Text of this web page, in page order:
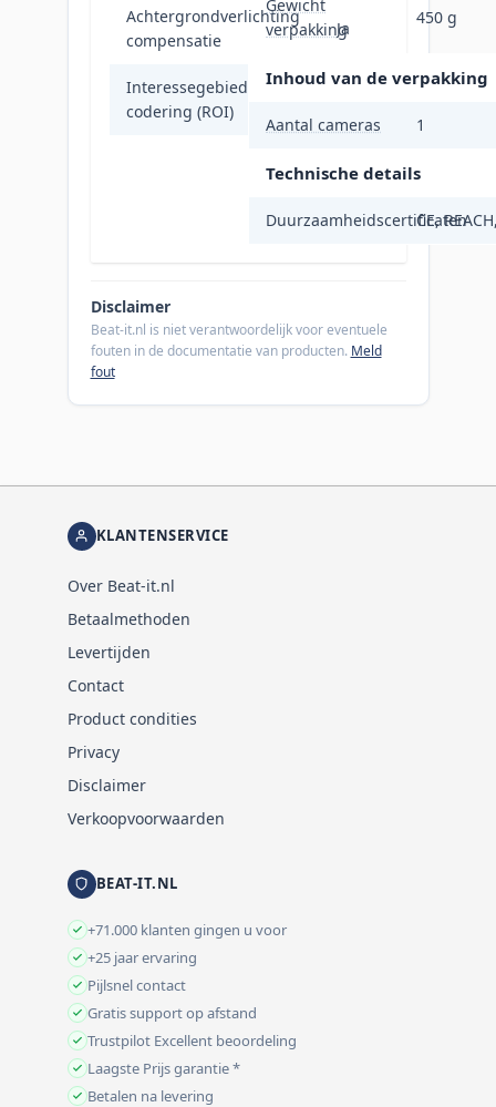
Achtergrondverlichting
compensatie
Ja
Interessegebied-
codering (ROI)
Gewicht
verpakking
450 g
Inhoud van de verpakking
Aantal cameras 1
Technische details
Duurzaamheidscertificaten
CE,
Disclaimer
Beat-it.nl is niet verantwoordelijk voor eventuele
fouten in de documentatie van producten. Meld
fout
KLANTENSERVICE
Over Beat-it.nl
Betaalmethoden
Levertijden
Contact
Product condities
Privacy
Disclaimer
Verkoopvoorwaarden
BEAT-IT.NL
+71.000 klanten gingen u voor
+25 jaar ervaring
Pijlsnel contact
Gratis support op afstand
Trustpilot Excellent beoordeling
Laagste Prijs garantie *
Betalen na levering